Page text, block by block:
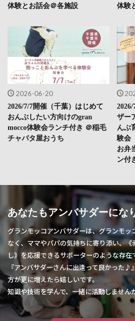
体験とお話会＠各施設
体験
2026-06-20
2026/7/7開催（千葉）はじめて
おんぶしたい方向けのgran
mocco体験会ランチ付き ＠稲毛
チャバタ屋おうち
ザー
んぶ
験会
お弁
ン付
あなたもアンバサダーにな
グランモッコアンバサダーは、グランモッ
なく、ママやパパの気持ちに寄り添い、
し》を応援できるサポーターのような存在
『アンバサダーさんに出逢って良かった♪
方が更に増えたら嬉しいです。
知識や技術を学んで、一緒に活動しません